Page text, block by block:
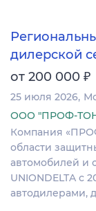
дилерской
от 200 000 ₽
25 июля 2026
ООО "ПРОФ-
Компания
области
автомобилей и
UNIONDELTA с
автодилерами,